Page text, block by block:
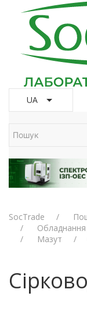
UA
SocTrade
Обладнання
Мазут